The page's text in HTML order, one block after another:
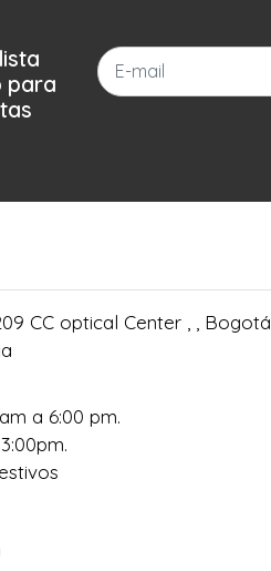
para
CC optical Center , , Bogotá,
a 6:00 pm.